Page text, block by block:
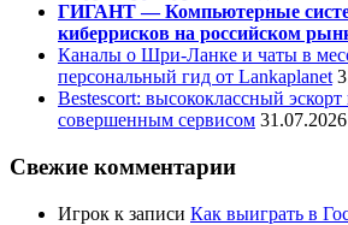
ГИГАНТ — Компьютерные
киберрисков на российском
Каналы о Шри-Ланке и чаты в
персональный гид от Lankaplanet
Bestescort: высококлассный
совершенным сервисом 31.07.2026
Свежие комментарии
Игрок к записи Как выиграть в